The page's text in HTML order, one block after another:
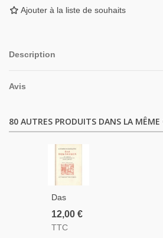
Ajouter à la liste de souhaits
Description
Avis
80 AUTRES PRODUITS DANS LA MÊME
Das
Dekameron,
Giovanni
12,00 €
TTC